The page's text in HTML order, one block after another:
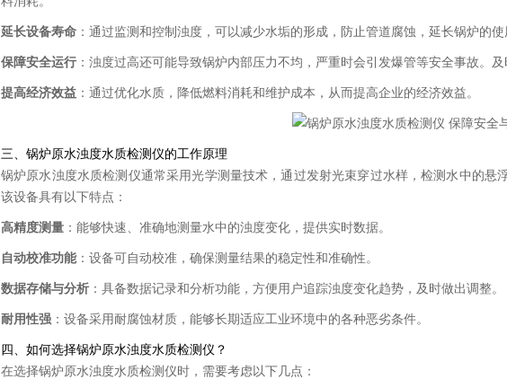
延长设备寿命 ：通过监测和控制浊度，可以减少水垢的形成，防止管道腐蚀，延长锅炉的使
保障安全运行 ：浊度过高还可能导致锅炉内部压力不均，严重时会引发爆管等安全事故。
提高经济效益 ：通过优化水质，降低燃料消耗和维护成本，从而提高企业的经济效益。
三、锅炉原水浊度水质检测仪的工作原理
锅炉原水浊度水质检测仪通常采用光学测量技术，通过发射光束穿过水样，检测水中的悬
该设备具有以下特点：
高精度测量 ：能够快速、准确地测量水中的浊度变化，提供实时数据。
自动校准功能：设备可自动校准，确保测量结果的稳定性和准确性。
数据存储与分析 ：具备数据记录和分析功能，方便用户追踪浊度变化趋势，及时做出调整。
耐用性强 ：设备采用耐腐蚀材质，能够长期适应工业环境中的各种恶劣条件。
四、如何选择锅炉原水浊度水质检测仪？
在选择锅炉原水浊度水质检测仪时，需要考虑以下几点：